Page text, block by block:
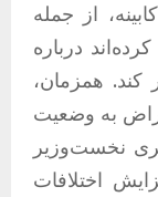
از جمله
درباره
همزمان،
به وضعیت
نخست‌وزیر
اختلافات